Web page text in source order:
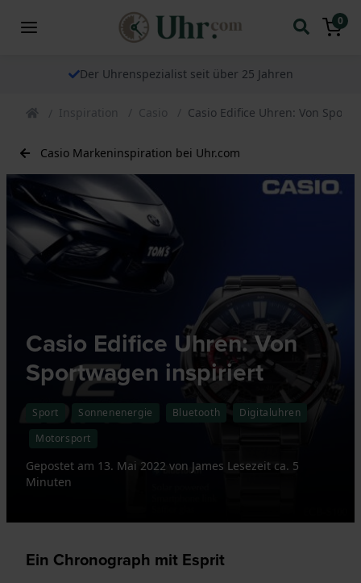
0
Der Uhrenspezialist seit über 25 Jahren
Inspiration Casio Casio Edifice Uhren: Von
Casio Markeninspiration bei Uhr.com
Casio Edifice Uhren: Von
Sportwagen inspiriert
Sport Sonnenenergie Bluetooth
Digitaluhren
Motorsport
Gepostet am 13. Mai 2022 von James Lesezeit ca. 5
Minuten
Ein Chronograph mit Esprit